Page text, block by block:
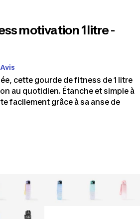
motivation 1 litre -
cette gourde de fitness de 1 litre
au quotidien. Étanche et simple à
facilement grâce à sa anse de
894648189464848946485
8998787